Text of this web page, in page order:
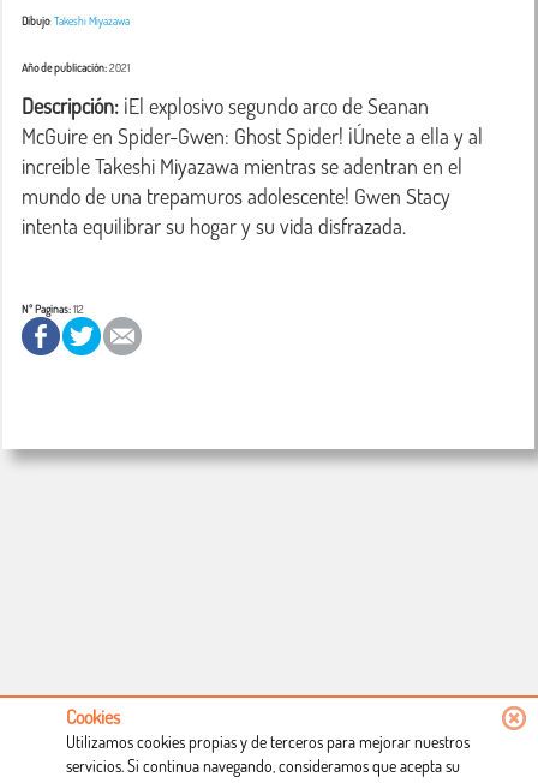
Dibujo:Takeshi Miyazawa
Año de publicación:2021
Descripción: ¡El explosivo segundo arco de Seanan
McGuire en Spider-Gwen: Ghost Spider! ¡Únete a ella y al
increíble Takeshi Miyazawa mientras se adentran en el
mundo de una trepamuros adolescente! Gwen Stacy
Nº Paginas:112
Cookies
Utilizamos cookies propias y de terceros para mejorar nuestros
servicios. Si continua navegando, consideramos que acepta su